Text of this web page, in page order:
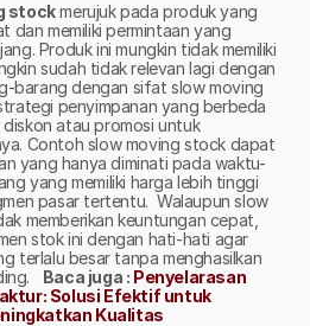
stock merujuk pada produk yang
dan memiliki permintaan yang
Produk ini mungkin tidak memiliki
sudah tidak relevan lagi dengan
barang dengan sifat slow moving
penyimpanan yang berbeda
diskon atau promosi untuk
Contoh slow moving stock dapat
yang hanya diminati pada waktu-
yang memiliki harga lebih tinggi
pasar tertentu.  Walaupun slow
memberikan keuntungan cepat,
stok ini dengan hati-hati agar
terlalu besar tanpa menghasilkan
Baca juga : Penyelarasan
Solusi Efektif untuk
Kualitas